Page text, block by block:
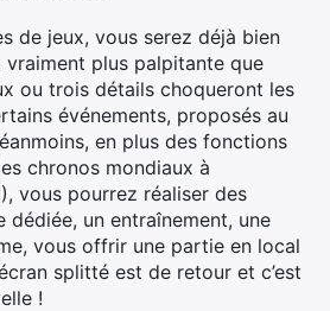
de jeux, vous serez déjà bien
vraiment plus palpitante que
ou trois détails choqueront les
événements, proposés au
en plus des fonctions
chronos mondiaux à
vous pourrez réaliser des
dédiée, un entraînement, une
vous offrir une partie en local
splitté est de retour et c’est
!